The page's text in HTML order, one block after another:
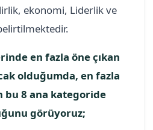
ekonomi, Liderlik ve
en fazla öne çıkan
olduğumda, en fazla
bu 8 ana kategoride
görüyoruz;